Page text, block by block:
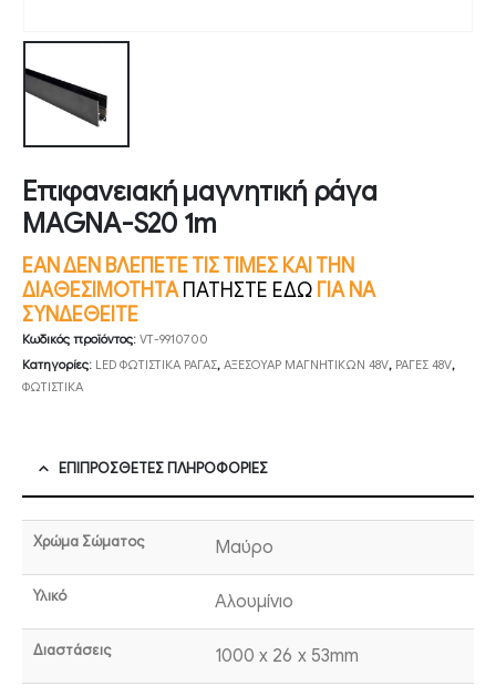
Επιφανειακή μαγνητική ράγα
MAGNA-S20 1m
ΕΑΝ ΔΕΝ ΒΛΕΠΕΤΕ ΤΙΣ ΤΙΜΕΣ ΚΑΙ ΤΗΝ
ΔΙΑΘΕΣΙΜΟΤΗΤΑ ΠΑΤΗΣΤΕ ΕΔΩ ΓΙΑ ΝΑ
ΣΥΝΔΕΘΕΙΤΕ
Κωδικός προϊόντος: VT-9910700
Κατηγορίες: LED ΦΩΤΙΣΤΙΚΑ ΡΑΓΑΣ, ΑΞΕΣΟΥΑΡ ΜΑΓΝΗΤΙΚΩΝ 48V, ΡΑΓΕΣ 48V,
ΦΩΤΙΣΤΙΚΑ
ΕΠΙΠΡΌΣΘΕΤΕΣ ΠΛΗΡΟΦΟΡΊΕΣ
Χρώμα Σώματος Μαύρο
Υλικό Αλουμίνιο
Διαστάσεις 1000 x 26 x 53mm